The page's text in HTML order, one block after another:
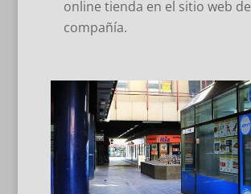
online tienda en el sitio web de
compañía.